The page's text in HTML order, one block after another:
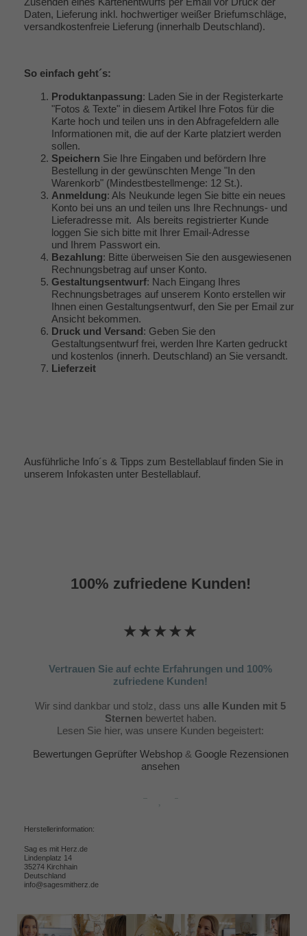
Daten, Lieferung inkl. hochwertiger weißer Briefumschläge,
versandkostenfreie Lieferung (innerhalb Deutschland).
So einfach geht´s:
Produktanpassung: Laden Sie in der Registerkarte
"Fotos & Texte" in diesem Artikel Ihre Fotos für die
Karte hoch und teilen uns in den Abfragefeldern alle
Informationen mit, die auf der Karte platziert werden
sollen.
Speichern Sie Ihre Eingaben und befördern Ihre
Bestellung in der gewünschten Menge "In den
Warenkorb" (Mindestbestellmenge: 12 St.).
Anmeldung: Als Neukunde legen Sie bitte ein neues
Konto bei uns an und teilen uns Ihre Rechnungs- und
Lieferadresse mit. Als bereits registrierter Kunde
loggen Sie sich bitte mit Ihrer Email-Adresse
und Ihrem Passwort ein.
Bezahlung: Bitte überweisen Sie den ausgewiesenen
Rechnungsbetrag auf unser Konto.
Gestaltungsentwurf: Nach Eingang Ihres
Rechnungsbetrages auf unserem Konto erstellen wir
Ihnen einen Gestaltungsentwurf, den Sie per Email zur
Ansicht bekommen.
Druck und Versand: Geben Sie den
Gestaltungsentwurf frei, werden Ihre Karten gedruckt
und kostenlos (innerh. Deutschland) an Sie versandt.
Lieferzeit
Ausführliche Info´s & Tipps zum Bestellablauf finden Sie in
unserem Infokasten unter Bestellablauf.
100% zufriedene Kunden!
★★★★★
Vertrauen Sie auf echte Erfahrungen und 100%
zufriedene Kunden!
Wir sind dankbar und stolz, dass uns alle Kunden mit 5
Sternen bewertet haben.
Lesen Sie hier, was unsere Kunden begeistert:
Bewertungen Geprüfter Webshop& Google Rezensionen
ansehen
Herstellerinformation:
Sag es mit Herz.de
Lindenplatz 14
35274 Kirchhain
Deutschland
info@sagesmitherz.de